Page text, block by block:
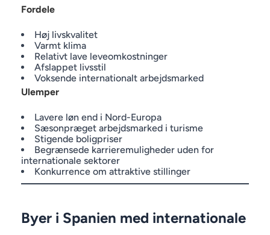
Fordele
Høj livskvalitet
Varmt klima
Relativt lave leveomkostninger
Afslappet livsstil
Voksende internationalt arbejdsmarked
Ulemper
Lavere løn end i Nord-Europa
Sæsonpræget arbejdsmarked i turisme
Stigende boligpriser
Begrænsede karrieremuligheder uden for
internationale sektorer
Konkurrence om attraktive stillinger
Byer i Spanien med internationale